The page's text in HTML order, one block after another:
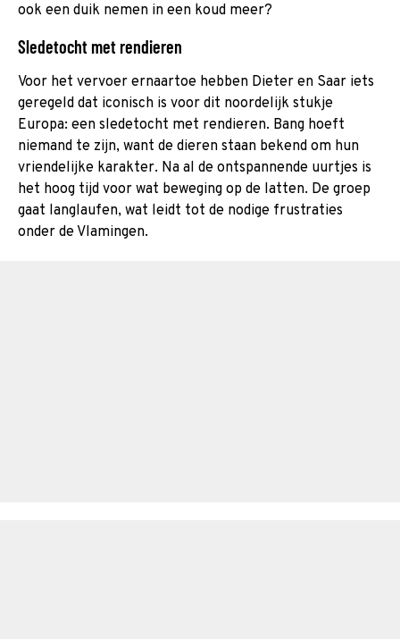
ook een duik nemen in een koud meer?
Sledetocht met rendieren
Voor het vervoer ernaartoe hebben Dieter en Saar iets
geregeld dat iconisch is voor dit noordelijk stukje
Europa: een sledetocht met rendieren. Bang hoeft
niemand te zijn, want de dieren staan bekend om hun
vriendelijke karakter. Na al de ontspannende uurtjes is
het hoog tijd voor wat beweging op de latten. De groep
gaat langlaufen, wat leidt tot de nodige frustraties
onder de Vlamingen.